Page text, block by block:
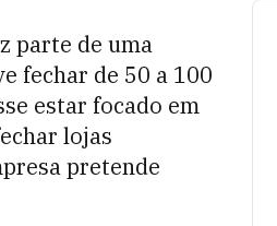
parte de uma
fechar de 50 a 100
estar focado em
lojas
pretende